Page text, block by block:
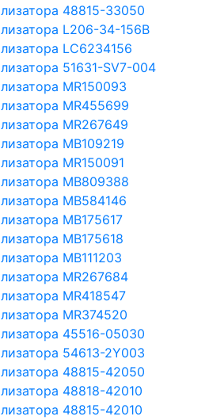
48815-33050
L206-34-156B
LC6234156
51631-SV7-004
MR150093
MR455699
MR267649
MB109219
MR150091
MB809388
MB584146
MB175617
MB175618
MB111203
MR267684
MR418547
MR374520
45516-05030
54613-2Y003
48815-42050
48818-42010
48815-42010